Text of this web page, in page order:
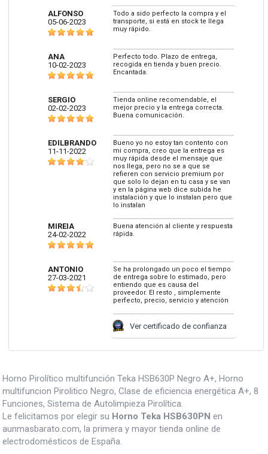
ALFONSO
05-06-2023
Todo a sido perfecto la compra y el
transporte, si está en stock te llega
muy rápido.
ANA
10-02-2023
Perfecto todo. Plazo de entrega,
recogida en tienda y buen precio.
Encantada.
SERGIO
02-02-2023
Tienda online recomendable, el
mejor precio y la entrega correcta.
Buena comunicación.
EDILBRANDO
11-11-2022
Bueno yo no estoy tan contento con
mi compra, creo que la entrega es
muy rápida desde el mensaje que
nos llega, pero no se a que se
refieren con servicio premium por
que solo lo dejan en tu casa y se van
y en la página web dice subida he
instalación y que lo instalan pero que
lo instalan
MIREIA
24-02-2022
Buena atención al cliente y respuesta
rápida.
ANTONIO
27-03-2021
Se ha prolongado un poco el tiempo
de entrega sobre lo estimado, pero
entiendo que es causa del
proveedor. El resto , simplemente
perfecto, precio, servicio y atención
Ver certificado de confianza
Horno Pirolítico multifunción Teka HSB630P Negro A+, Horno
multifuncion Pirolitico Negro, Clase de eficiencia energética A+, 8
Funciones, Sistema de Autolimpieza Pirolítica.
Le felicitamos por elegir su Horno Teka HSB630PN en
aunmasbarato.com, la primera y mayor tienda online de
electrodomésticos de España.